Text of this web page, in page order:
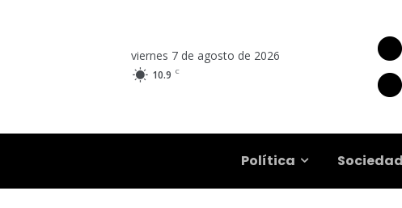
viernes 7 de agosto de 2026
10.9 C
Política Sociedad